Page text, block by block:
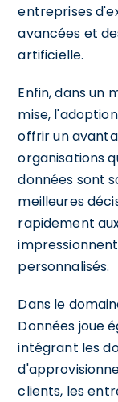
entreprises
avancées et
artificielle.
Enfin, dans un
mise,
offrir un
organisations
données sont
meilleures
rapidement
personnalisés.
Dans le
Données joue
intégrant les
clients, les